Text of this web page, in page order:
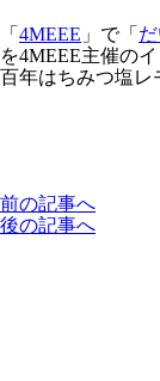
「 4MEEE 」で「
を4MEEE主催の
百年はちみつ塩レ
前の記事へ
後の記事へ